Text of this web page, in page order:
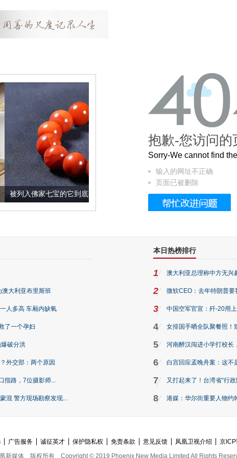
宝的它到底有多美？ 这个3.2米的长卷，
抱歉-您访问的
Sorry-We cannot find
输入的网址不正确
页面已被删除
大利亚布里斯班
人多高 车厢内缺氧
了一个孕妇
破分洪
外交部：两个原因
指路，7位摄影师...
混 警方现场勘察发现...
本日热榜排行
1 澳大利亚总理称中方无兴
2 微软CEO：去年特朗普要
3 中国空军官宣：歼-20用
4 女排国手晒全队聚餐照！
5 河南醉汉闯进小学打校长
6 白宫回应孟晚舟案：这不
7 又打起来了！台湾省“行
8 港媒：华尔街重要人物约
广告服务 诚征英才 保护隐私权 免责条款 意见反馈 凤凰卫视介绍 京
新媒体
版权所有 Copyright © 2019 Phoenix New Media Limited All Rights